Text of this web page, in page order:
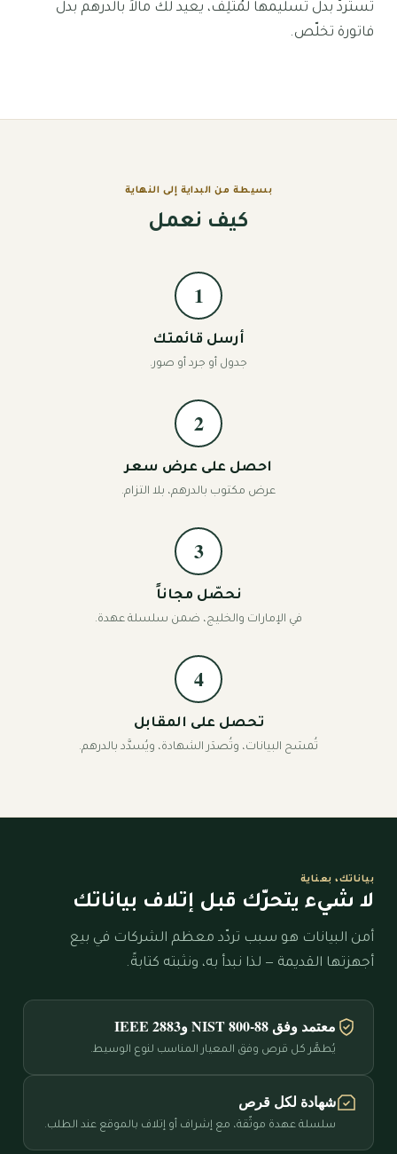
تُستردّ بدل تسليمها لمُتلِف، يعيد لك مالاً بالدرهم بدل
فاتورة تخلّص.
بسيطة من البداية إلى النهاية
كيف نعمل
1
أرسل قائمتك
جدول أو جرد أو صور.
2
احصل على عرض سعر
عرض مكتوب بالدرهم، بلا التزام.
3
نحصّل مجاناً
في الإمارات والخليج، ضمن سلسلة عهدة.
4
تحصل على المقابل
تُمسَح البيانات، وتُصدَر الشهادة، ويُسدَّد بالدرهم.
بياناتك، بعناية
لا شيء يتحرّك قبل إتلاف بياناتك
أمن البيانات هو سبب تردّد معظم الشركات في بيع
أجهزتها القديمة — لذا نبدأ به، ونثبته كتابةً.
معتمد وفق NIST 800-88 وIEEE 2883
يُطهَّر كل قرص وفق المعيار المناسب لنوع الوسيط.
شهادة لكل قرص
سلسلة عهدة موثّقة، مع إشراف أو إتلاف بالموقع عند الطلب.